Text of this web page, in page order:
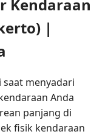
Kendaraan
|
menyadari
Anda
panjang di
fisik kendaraan